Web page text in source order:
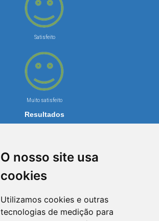
O nosso site usa
cookies
Utilizamos cookies e outras
tecnologias de medição para
Satisfeito
Muito satisfeito
Resultados